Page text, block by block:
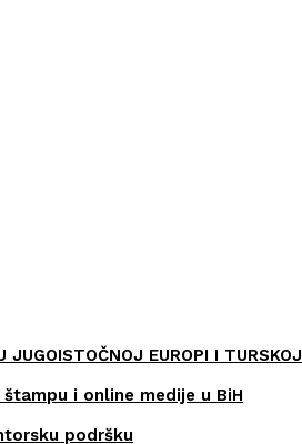
JUGOISTOČNOJ EUROPI I TURSKOJ
i online medije u BiH
podršku